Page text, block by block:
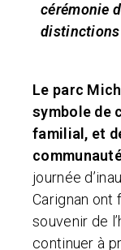
cérémonie
distinctions
Le parc
symbole de
familial, et
journée
Carignan ont
souvenir de
continuer à